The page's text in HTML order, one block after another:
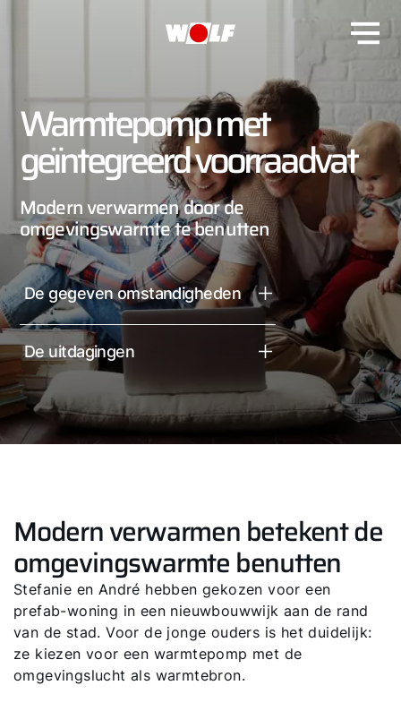
Warmtepomp met
geïntegreerd voorraadvat
Modern verwarmen door de
omgevingswarmte te benutten
De gegeven omstandigheden
De uitdagingen
Modern verwarmen betekent de
omgevingswarmte benutten
Stefanie en André hebben gekozen voor een
prefab-woning in een nieuwbouwwijk aan de rand
van de stad. Voor de jonge ouders is het duidelijk:
ze kiezen voor een warmtepomp met de
omgevingslucht als warmtebron.